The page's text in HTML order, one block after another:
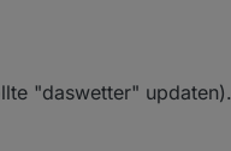
"daswetter" updaten).